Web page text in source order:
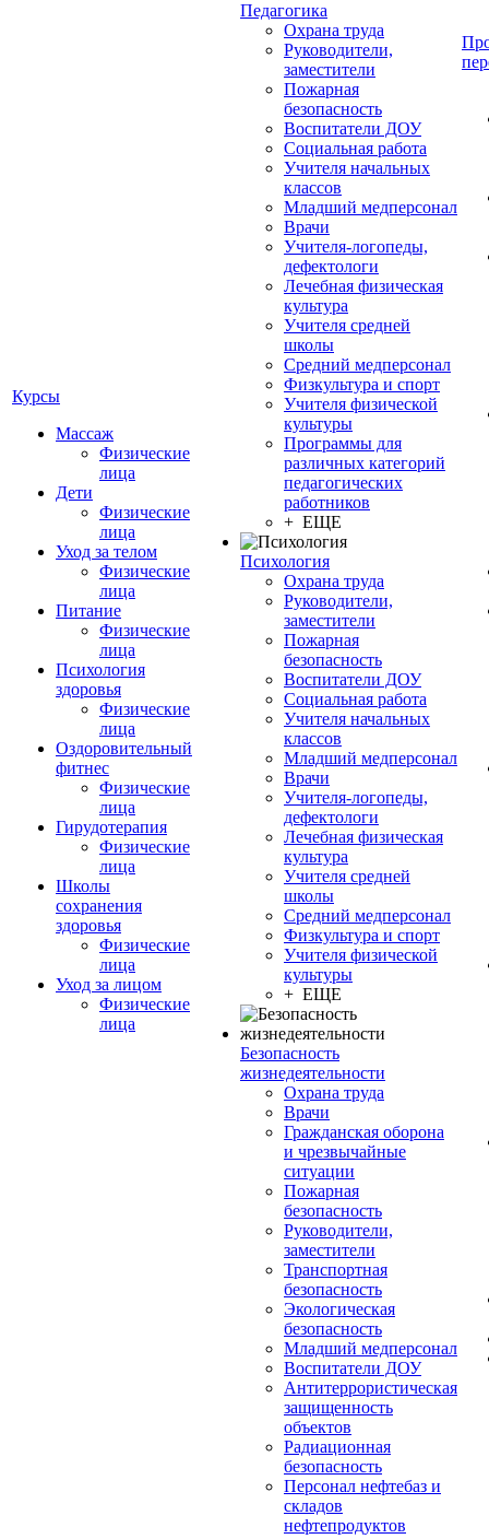
Курсы
Массаж
Физические
лица
Дети
Физические
лица
Уход за телом
Физические
лица
Питание
Физические
лица
Психология
здоровья
Физические
лица
Оздоровительный
фитнес
Физические
лица
Гирудотерапия
Физические
лица
Школы
сохранения
здоровья
Физические
лица
Уход за лицом
Физические
лица
Педагогика
Охрана труда
Руководители,
заместители
Пожарная
безопасность
Воспитатели ДОУ
Социальная работа
Учителя начальных
классов
Младший медперсонал
Врачи
Учителя-логопеды,
дефектологи
Лечебная физическая
культура
Учителя средней
школы
Средний медперсонал
Физкультура и спорт
Учителя физической
культуры
Программы для
различных категорий
педагогических
работников
+ ЕЩЕ
Психология
Охрана труда
Руководители,
заместители
Пожарная
безопасность
Воспитатели ДОУ
Социальная работа
Учителя начальных
классов
Младший медперсонал
Врачи
Учителя-логопеды,
дефектологи
Лечебная физическая
культура
Учителя средней
школы
Средний медперсонал
Физкультура и спорт
Учителя физической
культуры
+ ЕЩЕ
Безопасность
жизнедеятельности
Охрана труда
Врачи
Гражданская оборона
и чрезвычайные
ситуации
Пожарная
безопасность
Руководители,
заместители
Транспортная
безопасность
Экологическая
безопасность
Младший медперсонал
Воспитатели ДОУ
Антитеррористическая
защищенность
объектов
Радиационная
безопасность
Персонал нефтебаз и
складов
нефтепродуктов